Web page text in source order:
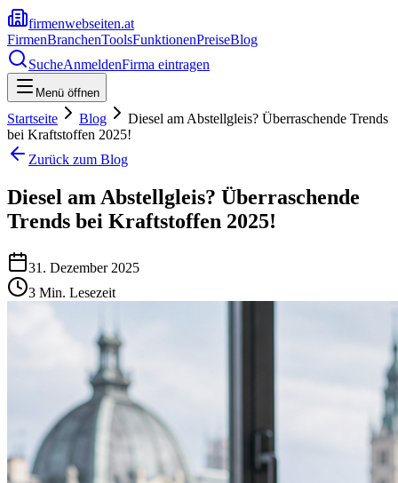
firmenwebseiten.at
FirmenBranchenToolsFunktionenPreiseBlog
SucheAnmeldenFirma eintragen
Menü öffnen
Startseite Blog
Diesel am Abstellgleis? Überraschende Trends
bei Kraftstoffen 2025!
Zurück zum Blog
Diesel am Abstellgleis? Überraschende
Trends bei Kraftstoffen 2025!
31. Dezember 2025
3 Min. Lesezeit